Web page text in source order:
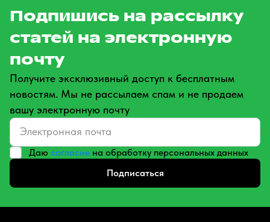
Подпишись на рассылку
статей на электронную
почту
Получите эксклюзивный доступ к бесплатным
новостям. Мы не рассылаем спам и не продаем
вашу электронную почту
Даю согласие на обработку персональных данных
Подписаться